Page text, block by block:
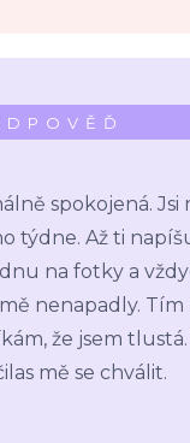
spokojená.
týdne. Až ti
na fotky a
nenapadly. Tím
že jsem
mě se chválit.